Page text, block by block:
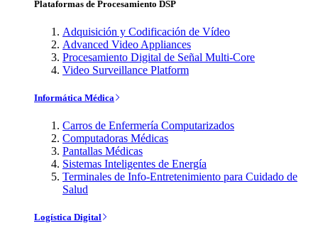
Plataformas de Procesamiento DSP
Adquisición y Codificación de Vídeo
Advanced Video Appliances
Procesamiento Digital de Señal Multi-Core
Video Surveillance Platform
Informática Médica
Carros de Enfermería Computarizados
Computadoras Médicas
Pantallas Médicas
Sistemas Inteligentes de Energía
Terminales de Info-Entretenimiento para Cuidado de
Salud
Logística Digital